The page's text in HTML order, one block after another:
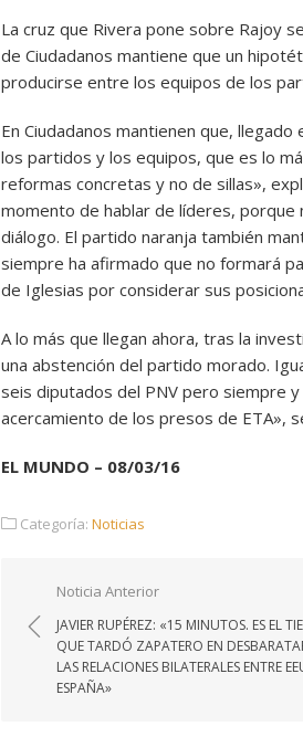
La cruz que Rivera pone sobre Rajoy
de Ciudadanos mantiene que un
producirse entre los equipos de los
En Ciudadanos mantienen que,
los partidos y los equipos, que es lo
reformas concretas y no de sillas»,
momento de hablar de líderes, porque
diálogo. El partido naranja también
siempre ha afirmado que no formará
de Iglesias por considerar sus
A lo más que llegan ahora, tras la
una abstención del partido morado.
seis diputados del PNV pero siempre
acercamiento de los presos de ETA»,
EL MUNDO – 08/03/16
Categoría: Noticias
Navegación
de
entradas
Noticia Anterior
JAVIER RUPÉREZ: «15 MINUTOS. ES EL
QUE TARDÓ ZAPATERO EN
LAS RELACIONES BILATERALES ENTRE
ESPAÑA»